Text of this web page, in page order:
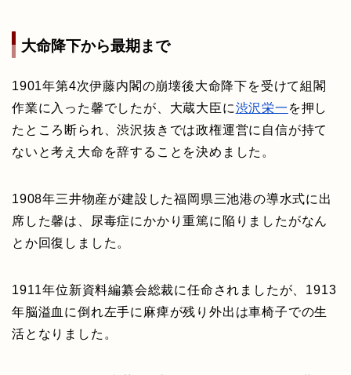
大命降下から最期まで
1901年第4次伊藤内閣の崩壊後大命降下を受けて組閣
作業に入った馨でしたが、大蔵大臣に渋沢栄一 を押し
たところ断られ、渋沢抜きでは政権運営に自信が持て
ないと考え大命を辞することを決めました。
1908年三井物産が建設した福岡県三池港の導水式に出
席した馨は、尿毒症にかかり重篤に陥りましたがなん
とか回復しました。
1911年位新資料編纂会総裁に任命されましたが、1913
年脳溢血に倒れ左手に麻痺が残り外出は車椅子での生
活となりました。